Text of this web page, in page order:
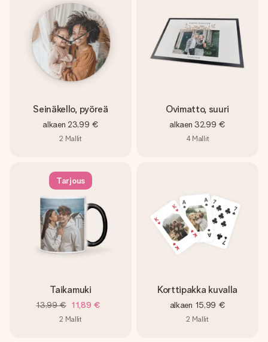
Seinäkello, pyöreä
alkaen 23,99 €
2 Mallit
Ovimatto, suuri
alkaen 32,99 €
4 Mallit
Tarjous
Taikamuki
13,99 € 11,89 €
2 Mallit
Korttipakka kuvalla
alkaen 15,99 €
2 Mallit